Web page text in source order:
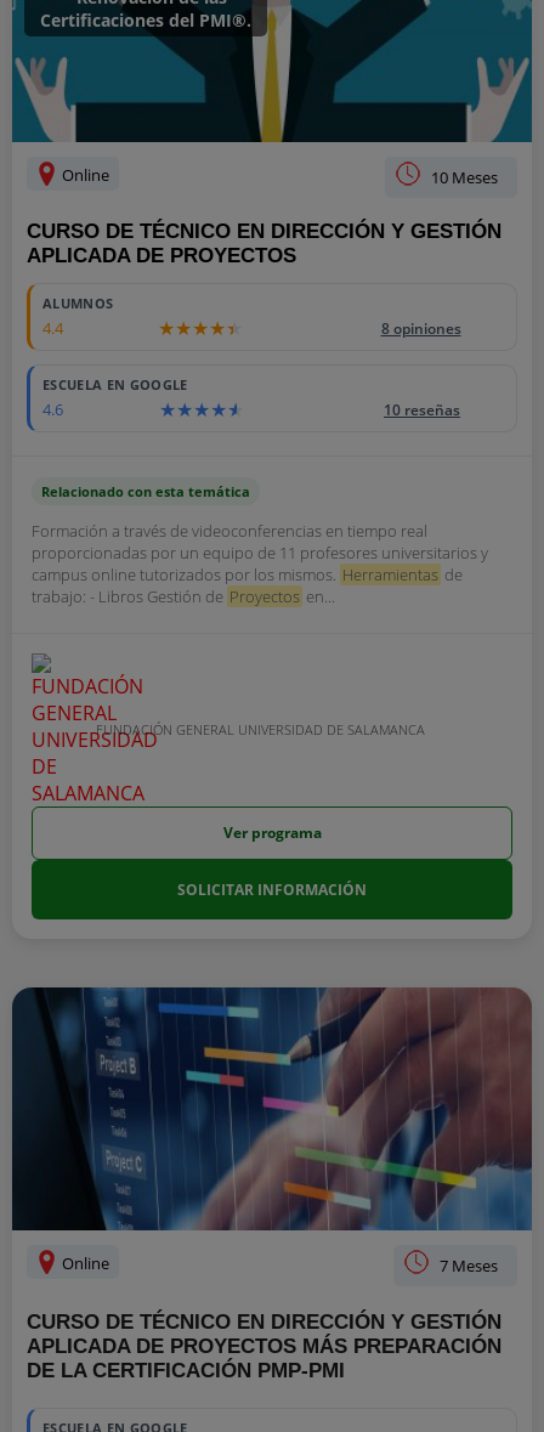
Certificaciones del PMI®.
Online 10 Meses
CURSO DE TÉCNICO EN DIRECCIÓN Y GESTIÓN
APLICADA DE PROYECTOS
1700
ALUMNOS
4.4 8 opiniones
ESCUELA EN GOOGLE
4.6 10 reseñas
Relacionado con esta temática
Formación a través de videoconferencias en tiempo real
proporcionadas por un equipo de 11 profesores universitarios y
campus online tutorizados por los mismos. Herramientas de
trabajo: - Libros Gestión de Proyectos en...
FUNDACIÓN GENERAL UNIVERSIDAD DE SALAMANCA
Ver programa
SOLICITAR INFORMACIÓN
Online 7 Meses
CURSO DE TÉCNICO EN DIRECCIÓN Y GESTIÓN
APLICADA DE PROYECTOS MÁS PREPARACIÓN
DE LA CERTIFICACIÓN PMP-PMI
1700
ESCUELA EN GOOGLE